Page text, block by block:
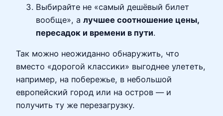
Выбирайте не «самый дешёвый билет
вообще», а лучшее соотношение цены,
пересадок и времени в пути.
Так можно неожиданно обнаружить, что
вместо «дорогой классики» выгоднее улететь,
например, на побережье, в небольшой
европейский город или на остров — и
получить ту же перезагрузку.